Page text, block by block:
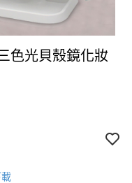
色光貝殼鏡化妝